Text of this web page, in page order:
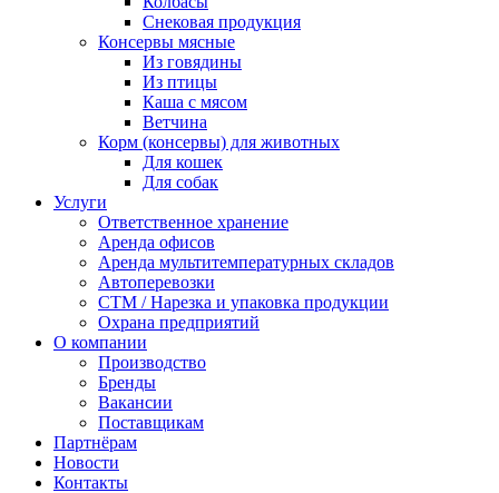
Снековая продукция
Консервы мясные
Из говядины
Из птицы
Каша с мясом
Ветчина
Корм (консервы) для животных
Для кошек
Для собак
Услуги
Ответственное хранение
Аренда офисов
Аренда мультитемпературных складов
Автоперевозки
СТМ / Нарезка и упаковка продукции
Охрана предприятий
О компании
Производство
Бренды
Вакансии
Поставщикам
Партнёрам
Новости
Контакты